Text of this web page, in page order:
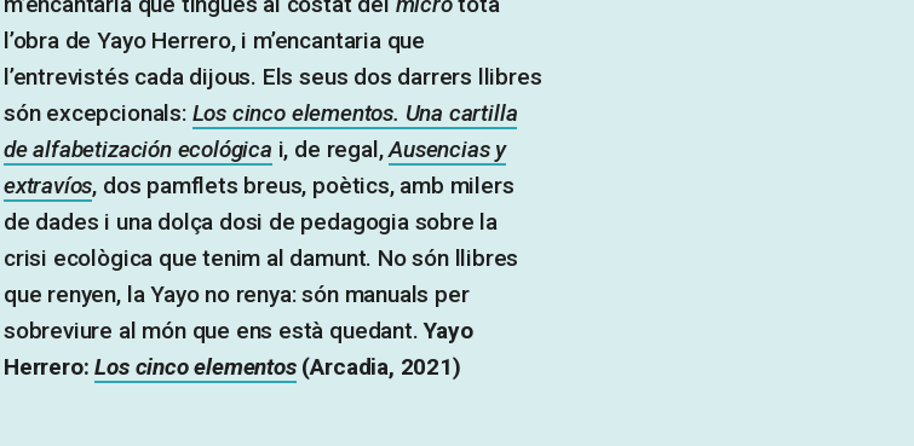
l’obra de Yayo Herrero, i m’encantaria que
l’entrevistés cada dijous. Els seus dos darrers llibres
són excepcionals: Los cinco elementos. Una cartilla
de alfabetización ecológica i, de regal,Ausencias y
extravíos, dos pamflets breus, poètics, amb milers
de dades i una dolça dosi de pedagogia sobre la
crisi ecològica que tenim al damunt. No són llibres
que renyen, la Yayo no renya: són manuals per
sobreviure al món que ens està quedant. Yayo
Herrero:Los cinco elementos(Arcadia, 2021)